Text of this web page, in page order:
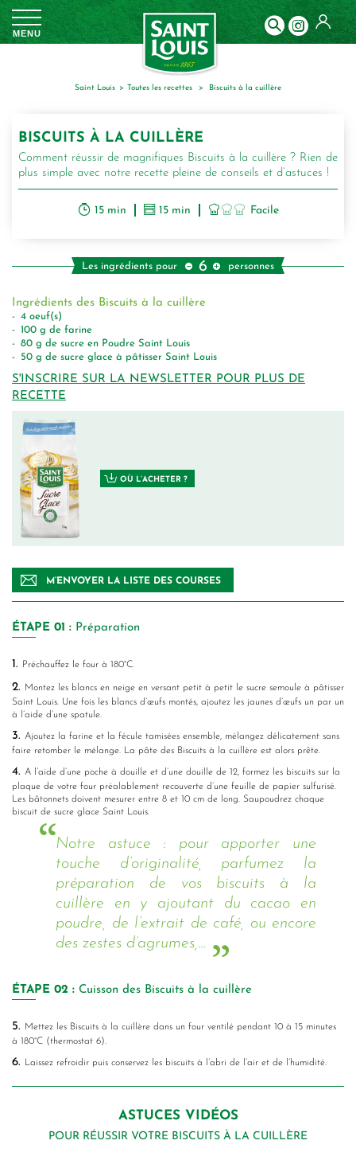
MENU
Saint Louis toutes les recettes biscuits à la cuillère
BISCUITS À LA CUILLÈRE
Comment réussir de magnifiques Biscuits à la cuillère ? Rien de
plus simple avec notre recette pleine de conseils et d’astuces !
15 min 15 min Facile
Les ingrédients pour 6 personnes
OÙ L’ACHETER ?
Ingrédients des Biscuits à la cuillère
4 oeuf(s)
100 g de farine
80 g de sucre en Poudre Saint Louis
50 g de sucre glace à pâtisser Saint Louis
M’ENVOYER LA LISTE DES COURSES
S'INSCRIRE SUR LA NEWSLETTER POUR PLUS DE
RECETTE
ÉTAPE 01 : Préparation
1. Préchauffez le four à 180°C.
2.
Montez les blancs en neige en versant petit à petit le sucre semoule à pâtisser
Saint Louis. Une fois les blancs d’œufs montés, ajoutez les jaunes d’œufs un par un
à l’aide d’une spatule.
3. Ajoutez la farine et la fécule tamisées ensemble, mélangez délicatement sans
faire retomber le mélange. La pâte des Biscuits à la cuillère est alors prête.
4. A l’aide d’une poche à douille et d’une douille de 12, formez les biscuits sur la
plaque de votre four préalablement recouverte d’une feuille de papier sulfurisé.
Les bâtonnets doivent mesurer entre 8 et 10 cm de long. Saupoudrez chaque
biscuit de sucre glace Saint Louis.
Notre astuce : pour apporter une
touche d’originalité, parfumez la
préparation de vos biscuits à la
cuillère en y ajoutant du cacao en
poudre, de l’extrait de café, ou encore
des zestes d’agrumes,…
ÉTAPE 02 : Cuisson des Biscuits à la cuillère
5.
Mettez les Biscuits à la cuillère dans un four ventilé pendant 10 à 15 minutes
à 180°C (thermostat 6).
6. Laissez refroidir puis conservez les biscuits à l’abri de l’air et de l’humidité.
ASTUCES VIDÉOS
POUR RÉUSSIR VOTRE BISCUITS À LA CUILLÈRE
Panneau de gestion des cookies